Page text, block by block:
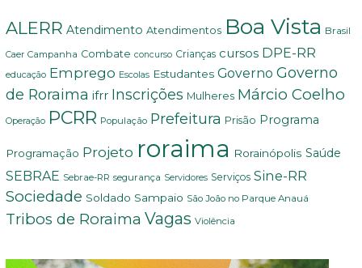
ALERR Atendimento Atendimentos Boa Vista Brasil
Caer Campanha Combate concurso Crianças cursos DPE-RR
educação Emprego Escolas Estudantes Governo Governo
de Roraima ifrr Inscrições Mulheres Márcio Coelho
Operação PCRR População Prefeitura Prisão Programa
Programação Projeto roraima Rorainópolis Saúde
SEBRAE Sebrae-RR segurança Servidores Serviços Sine-RR
Sociedade Soldado Sampaio São João no Parque Anauá
Tribos de Roraima Vagas Violência